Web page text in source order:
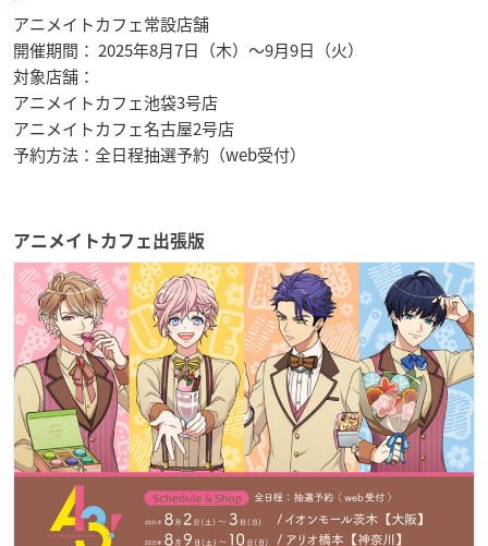
アニメイトカフェ常設店舗
開催期間： 2025年8月7日（木）〜9月9日（火）
対象店舗：
アニメイトカフェ池袋3号店
アニメイトカフェ名古屋2号店
予約方法：全日程抽選予約（web受付）
アニメイトカフェ出張版